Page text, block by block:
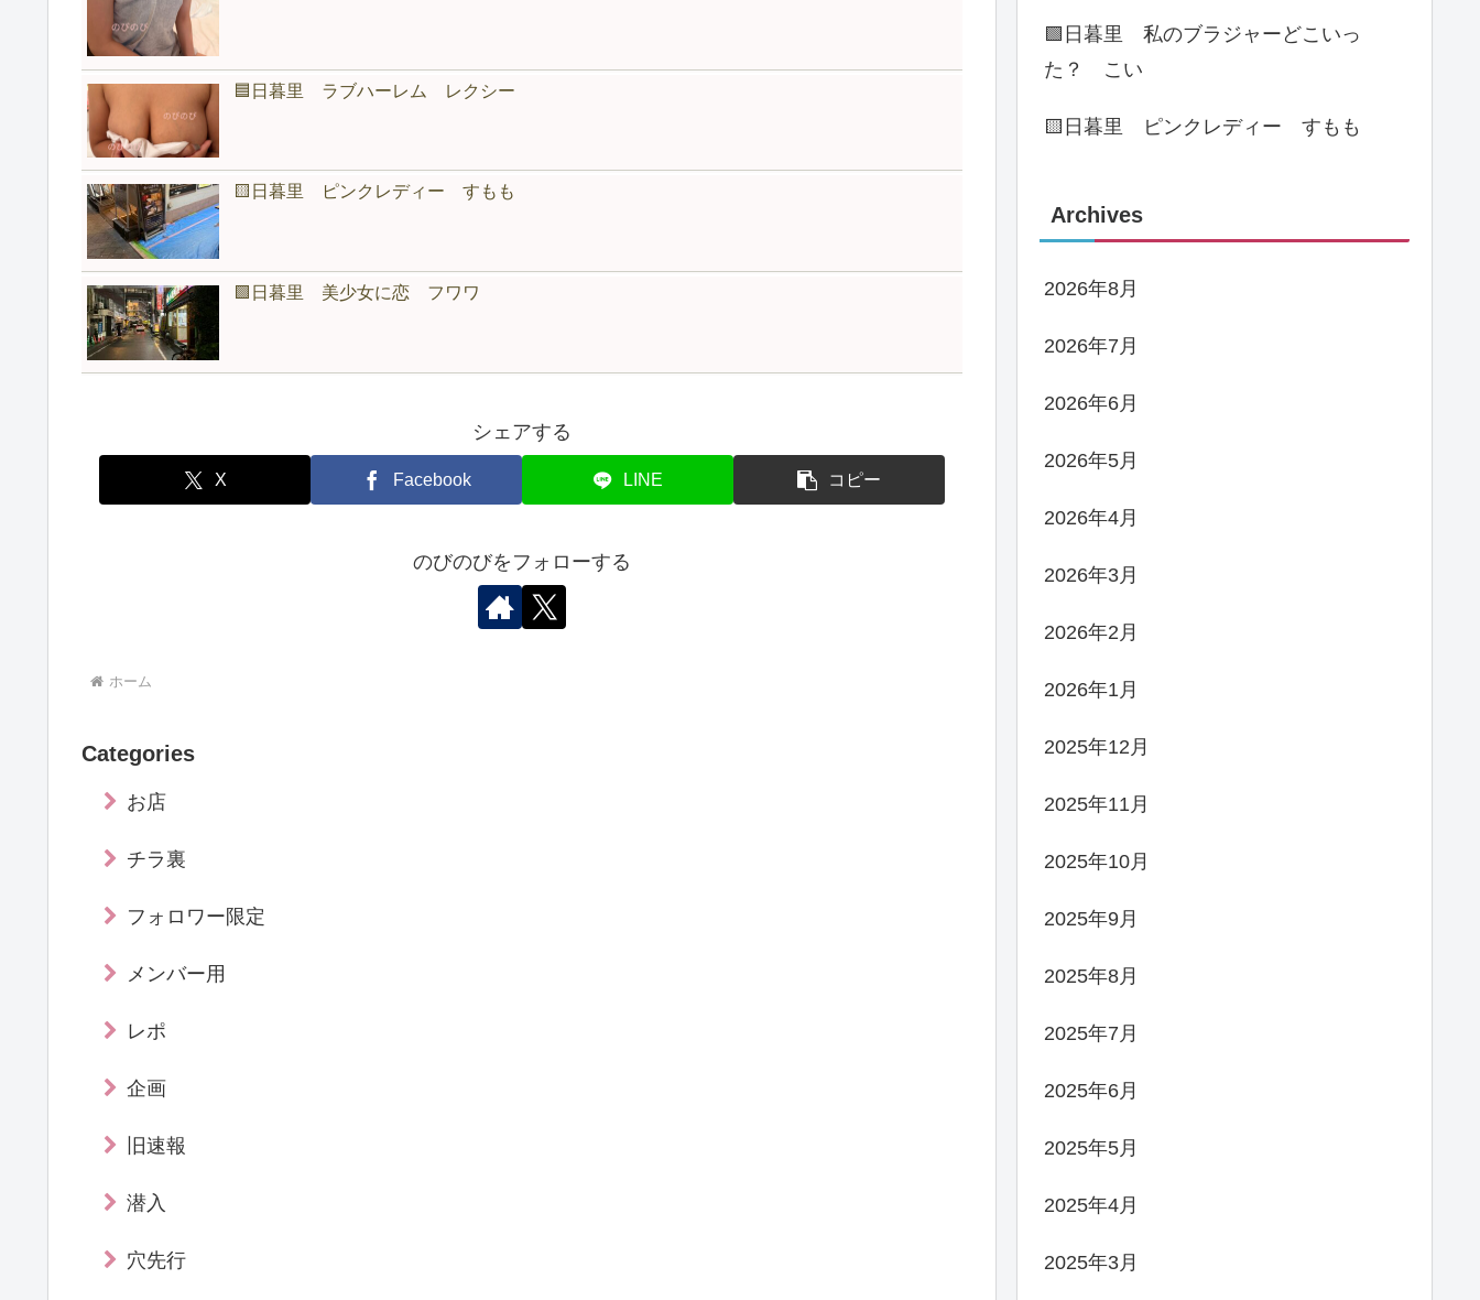
🟦日暮里 ラブハーレム レクシー
🟨日暮里 ピンクレディー すもも
🟩日暮里 美少女に恋 フワワ
シェアする
X Facebook LINE コピー
のびのびをフォローする
ホーム
Categories
お店
チラ裏
フォロワー限定
メンバー用
レポ
企画
旧速報
潜入
穴先行
🟩日暮里 私のブラジャーどこいっ
た？ こい
🟨日暮里 ピンクレディー すもも
Archives
2026年8月
2026年7月
2026年6月
2026年5月
2026年4月
2026年3月
2026年2月
2026年1月
2025年12月
2025年11月
2025年10月
2025年9月
2025年8月
2025年7月
2025年6月
2025年5月
2025年4月
2025年3月